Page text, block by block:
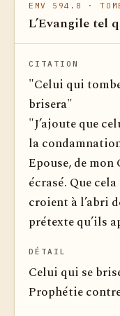
EMV 594.8 ·
L’Evangile tel
CITATION
"Celui qui
brisera"
"J’ajoute que
la
Epouse, de
écrasé. Que
croient à l’abri
prétexte qu’ils
DÉTAIL
Celui qui se
Prophétie